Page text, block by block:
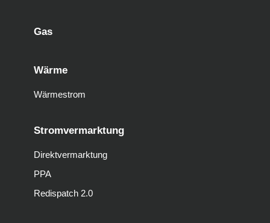
Gas
Wärme
Wärmestrom
Stromvermarktung
Direktvermarktung
PPA
Redispatch 2.0